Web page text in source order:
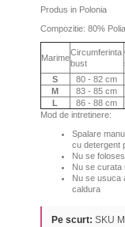
Produs in Polonia
Compozitie: 80%
Marime
Circumferinta
bust
S 80 - 82 cm
M
83 - 85 cm
L
86 - 88 cm
Mod de intretinere:
Spalare
cu detergent
Nu se
Nu se curata
Nu se usuca
caldura
Pe scurt: SKU